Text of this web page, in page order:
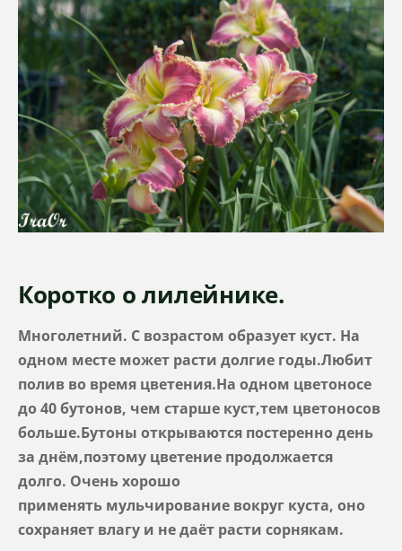
Коротко о лилейнике.
Многолетний. С возрастом образует куст. На
одном месте может расти долгие годы.Любит
полив во время цветения.На одном цветоносе
до 40 бутонов, чем старше куст,тем цветоносов
больше.Бутоны открываются постеренно день
за днём,поэтому цветение продолжается
долго. Очень хорошо
применять мульчирование вокруг куста, оно
сохраняет влагу и не даёт расти сорнякам.